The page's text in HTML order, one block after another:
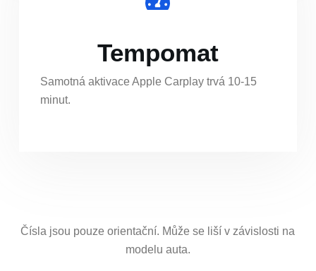
Tempomat
Samotná aktivace Apple Carplay trvá 10-15
minut.
Čísla jsou pouze orientační. Může se liší v závislosti na
modelu auta.